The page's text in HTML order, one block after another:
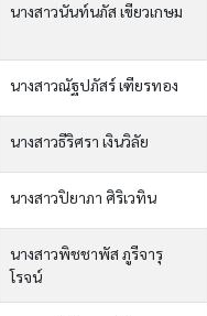
นางสาวนันท์นภัส เขียวเกษม
นางสาวณัฐปภัสร์ เฑียรทอง
นางสาวธีริศรา เงินวิลัย
นางสาวปิยาภา ศิริเวทิน
นางสาวพิชชาพัส ภูรีจารุ
โรจน์